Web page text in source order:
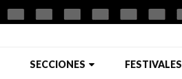
SECCIONES FESTIVALES